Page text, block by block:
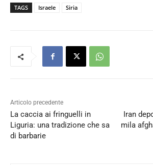
TAGS Israele Siria
Articolo precedente
La caccia ai fringuelli in
Liguria: una tradizione che sa
di barbarie
Iran
mila